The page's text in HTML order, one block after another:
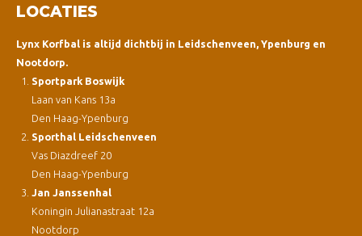
LOCATIES
Lynx Korfbal is altijd dichtbij in Leidschenveen, Ypenburg en
Nootdorp.
Sportpark Boswijk
Laan van Kans 13a
Den Haag-Ypenburg
Sporthal Leidschenveen
Vas Diazdreef 20
Den Haag-Ypenburg
Jan Janssenhal
Koningin Julianastraat 12a
Nootdorp